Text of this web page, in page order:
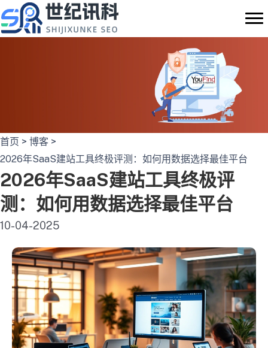
至
内
首页 > 博客 >
2026年SaaS建站工具终极评测：如何用数据选择最佳平台
2026年SaaS建站工具终极评
测：如何用数据选择最佳平台
10-04-2025